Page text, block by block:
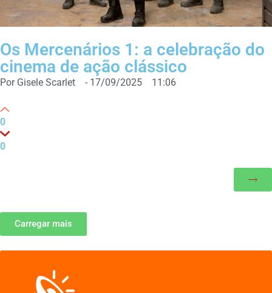
Os Mercenários 1: a celebração do
cinema de ação clássico
Por Gisele Scarlet - 17/09/2025 11:06
0
0
Carregar mais